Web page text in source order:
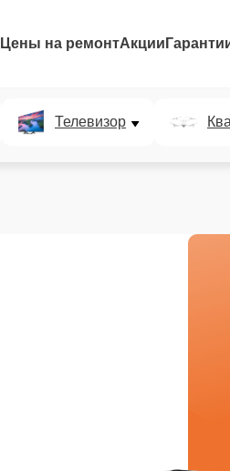
Цены на ремонтАкции
Телевизор